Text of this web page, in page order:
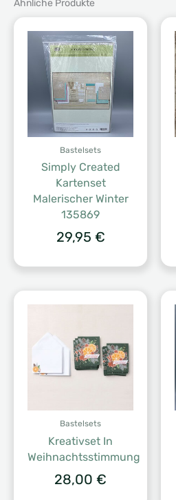
Ähnliche Produkte
Bastelsets
Simply Created
Kartenset
Malerischer Winter
135869
29,95 €
Bastelsets
Kreativset In
Weihnachtsstimmung
28,00 €